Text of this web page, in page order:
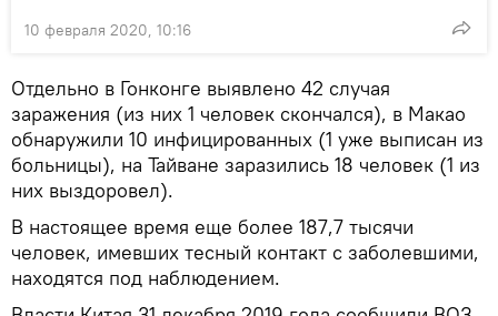
10 февраля 2020, 10:16
Отдельно в Гонконге выявлено 42 случая
заражения (из них 1 человек скончался), в Макао
обнаружили 10 инфицированных (1 уже выписан из
больницы), на Тайване заразились 18 человек (1 из
них выздоровел).
В настоящее время еще более 187,7 тысячи
человек, имевших тесный контакт с заболевшими,
находятся под наблюдением.